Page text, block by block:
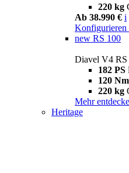
220 kg
Ab 38.990 € i
Konfigurieren
new RS 100
Diavel V4 RS
182 PS
120 Nm
220 kg
Mehr
Heritage